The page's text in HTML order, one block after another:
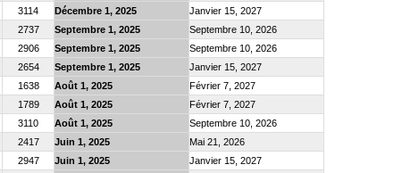
3114 Décembre 1, 2025
Janvier 15, 2027
2737 Septembre 1, 2025
Septembre 10, 2026
2906 Septembre 1, 2025
Septembre 10, 2026
2654 Septembre 1, 2025
Janvier 15, 2027
1638 Août 1, 2025
Février 7, 2027
1789 Août 1, 2025
Février 7, 2027
3110 Août 1, 2025
Septembre 10, 2026
2417 Juin 1, 2025
Mai 21, 2026
2947 Juin 1, 2025
Janvier 15, 2027